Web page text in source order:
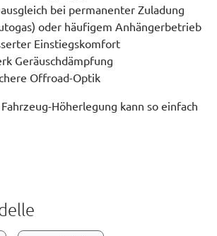
bei permanenter Zuladung
oder häufigem Anhängerbetrieb
Einstiegskomfort
Geräuschdämpfung
Offroad-Optik
Höherlegung kann so einfach